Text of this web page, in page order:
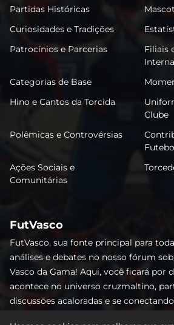
Partidas Históricas
Curiosidades e Tradições
Patrocínios e Parcerias
Filiais
Categorias de Base
Hino e Cantos da Torcida
Clube
Polêmicas e Controvérsias
Ações Sociais e
Comunitárias
FutVasco
FutVasco, sua fonte principal para
análises e debates no nosso fórum
Vasco da Gama! Aqui, você ficará por
acontece no universo cruzmaltino,
discussões acaloradas e se